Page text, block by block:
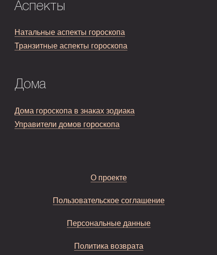
Аспекты
Натальные аспекты гороскопа
Транзитные аспекты гороскопа
Дома
Дома гороскопа в знаках зодиака
Управители домов гороскопа
О проекте
Пользовательское соглашение
Персональные данные
Политика возврата